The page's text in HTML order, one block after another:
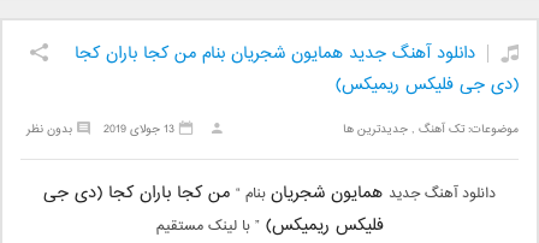
دانلود آهنگ جدید همایون شجریان بنام من کجا باران کجا
(دی جی فلیکس ریمیکس)
موضوعات:تک آهنگ ,جدیدترین ها بدون نظر 13 جولای 2019
دانلود آهنگ جدید همایون شجریانبنام “ من کجا باران کجا (دی جی
فلیکس ریمیکس)” با لینک مستقیم